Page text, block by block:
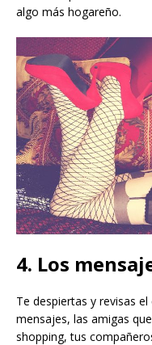
algo más hogareño.
4. Los
Te despiertas y revisas
mensajes, las amigas
shopping, tus